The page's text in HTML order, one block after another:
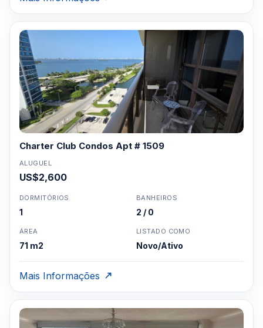
Charter Club Condos Apt # 1509
ALUGUEL
US$2,600
DORMITÓRIOS
1
BANHEIROS
2 / 0
ÁREA
71 m2
LISTADO COMO
Novo/Ativo
Mais Informações